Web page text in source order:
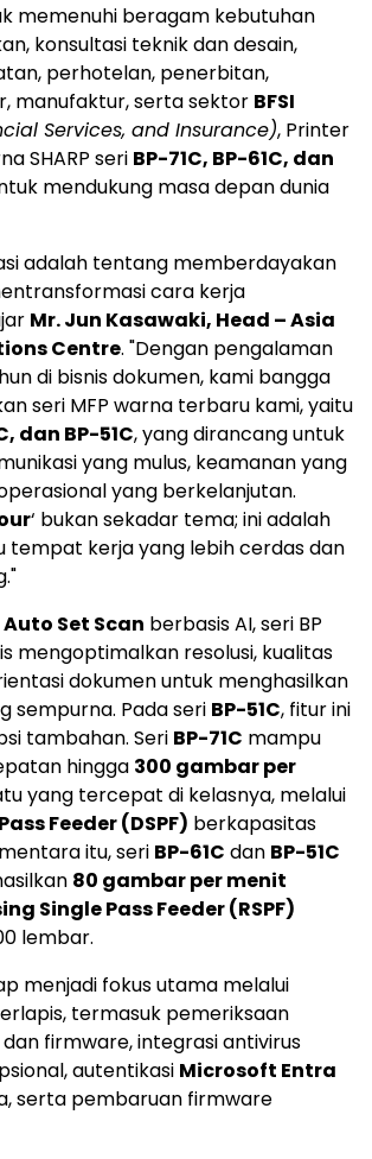
memenuhi beragam kebutuhan
konsultasi teknik dan desain,
perhotelan, penerbitan,
manufaktur, serta sektor BFSI
Services, and Insurance), Printer
SHARP seri BP-71C, BP-61C, dan
mendukung masa depan dunia
adalah tentang memberdayakan
cara kerja
Mr. Jun Kasawaki, Head – Asia
Centre. "Dengan pengalaman
di bisnis dokumen, kami bangga
seri MFP warna terbaru kami, yaitu
dan BP-51C, yang dirancang untuk
yang mulus, keamanan yang
yang berkelanjutan.
‘ bukan sekadar tema; ini adalah
tempat kerja yang lebih cerdas dan
Auto Set Scan berbasis AI, seri BP
mengoptimalkan resolusi, kualitas
dokumen untuk menghasilkan
sempurna. Pada seri BP-51C, fitur ini
tambahan. Seri BP-71C mampu
hingga 300 gambar per
yang tercepat di kelasnya, melalui
Feeder (DSPF) berkapasitas
itu, seri BP-61C dan BP-51C
80 gambar per menit
Single Pass Feeder (RSPF)
lembar.
menjadi fokus utama melalui
termasuk pemeriksaan
dan firmware, integrasi antivirus
autentikasi Microsoft Entra
serta pembaruan firmware